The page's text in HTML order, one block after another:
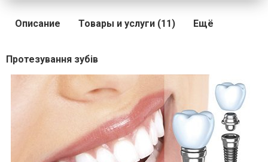
Описание Товары и услуги (11) Ещё
Протезування зубів